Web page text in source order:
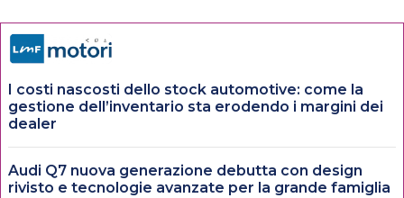
I costi nascosti dello stock automotive: come la
gestione dell’inventario sta erodendo i margini dei
dealer
Audi Q7 nuova generazione debutta con design
rivisto e tecnologie avanzate per la grande famiglia